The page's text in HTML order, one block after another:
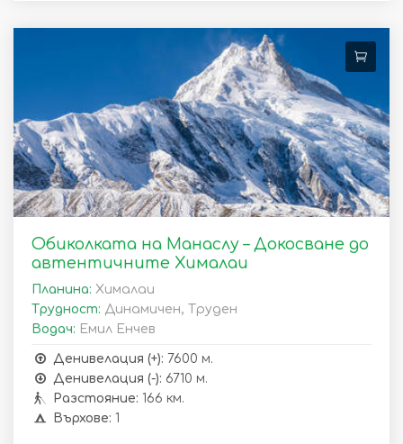
Обиколката на Манаслу – Докосване до
автентичните Хималаи
Планина: Хималаи
Трудност: Динамичен, Труден
Водач: Емил Енчев
Денивелация (+): 7600 м.
Денивелация (-): 6710 м.
Разстояние: 166 км.
Върхове: 1